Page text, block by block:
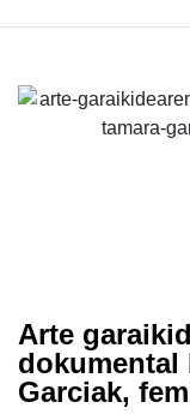
Arte
dokumental
Garciak,